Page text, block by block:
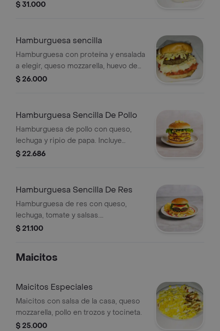
huevo de codorniz, ripio de papa,
$ 31.000
Hamburguesa sencilla
Hamburguesa con proteína y ensalada
a elegir, queso mozzarella, huevo de
codorniz, ripio de papa, salsa de
$ 26.000
Hamburguesa Sencilla De Pollo
Hamburguesa de pollo con queso,
lechuga y ripio de papa. Incluye
salsas.
$ 22.686
Hamburguesa Sencilla De Res
Hamburguesa de res con queso,
lechuga, tomate y salsas.
Acompañada de papas fritas.
$ 21.100
Maicitos
Maicitos Especiales
Maicitos con salsa de la casa, queso
mozzarella, pollo en trozos y tocineta.
$ 25.000